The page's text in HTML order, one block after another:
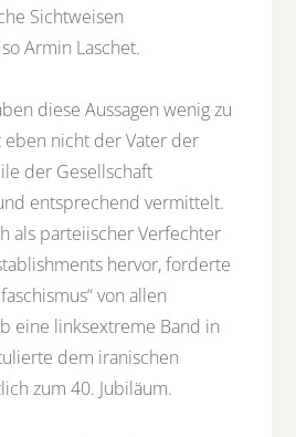
Sichtweisen
Armin Laschet.
diese Aussagen wenig zu
nicht der Vater der
der Gesellschaft
entsprechend vermittelt.
als parteiischer Verfechter
hervor, forderte
von allen
eine linksextreme Band in
dem iranischen
zum 40. Jubiläum.